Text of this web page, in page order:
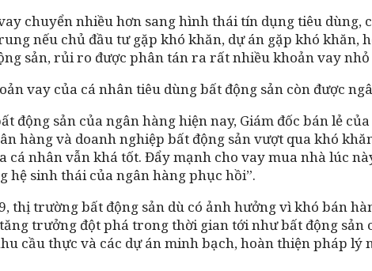
chuyển nhiều hơn sang hình thái tín dụng tiêu
nếu chủ đầu tư gặp khó khăn, dự án gặp khó
sản, rủi ro được phân tán ra rất nhiều khoản vay
vay của cá nhân tiêu dùng bất động sản còn được
động sản của ngân hàng hiện nay, Giám đốc bán lẻ
hàng và doanh nghiệp bất động sản vượt qua khó
cá nhân vẫn khá tốt. Đẩy mạnh cho vay mua nhà lúc
sinh thái của ngân hàng phục hồi”.
thị trường bất động sản dù có ảnh hưởng vì khó bán
trưởng đột phá trong thời gian tới như bất động
cầu thực và các dự án minh bạch, hoàn thiện pháp